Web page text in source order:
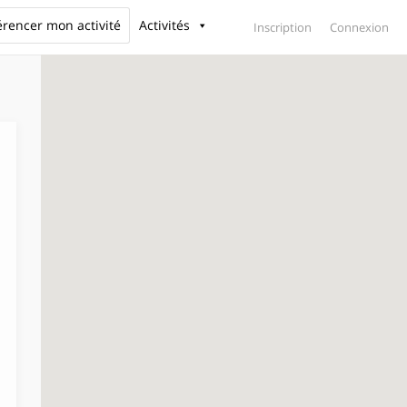
Inscription Connexion
mon activité Activités